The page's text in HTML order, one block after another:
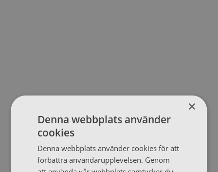
×
Denna webbplats använder
cookies
Denna webbplats använder cookies för att
förbättra användarupplevelsen. Genom